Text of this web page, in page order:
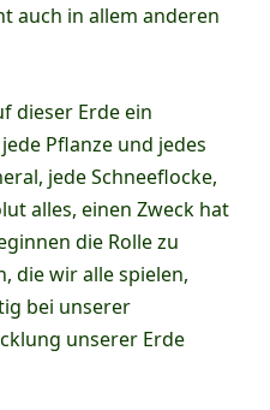
auch in allem anderen
dieser Erde ein
Pflanze und jedes
jede Schneeflocke,
alles, einen Zweck hat
die Rolle zu
die wir alle spielen,
bei unserer
unserer Erde